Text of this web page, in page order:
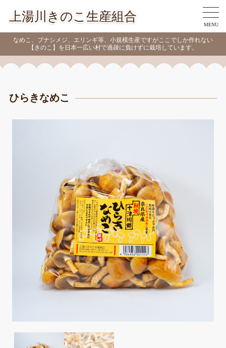
MENU
上湯川きのこ生産組合
なめこ、ブナシメジ、エリンギ等、小規模生産ですがここでしか作れない
【きのこ】を日本一広い村で過疎に負けずに栽培しています。
ひらきなめこ